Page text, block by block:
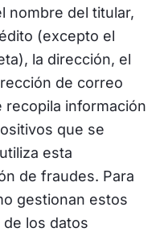
nombre del titular,
(excepto el
la dirección, el
de correo
recopila información
que se
esta
de fraudes. Para
gestionan estos
los datos